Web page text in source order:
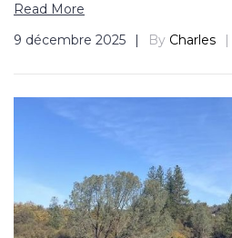
Read More
9 décembre 2025
By Charles